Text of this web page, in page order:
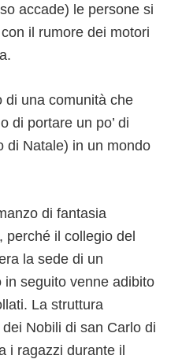
accade) le persone si
il rumore dei motori
di una comunità che
di portare un po’ di
di Natale) in un mondo
di fantasia
perché il collegio del
la sede di un
seguito venne adibito
La struttura
Nobili di san Carlo di
i ragazzi durante il